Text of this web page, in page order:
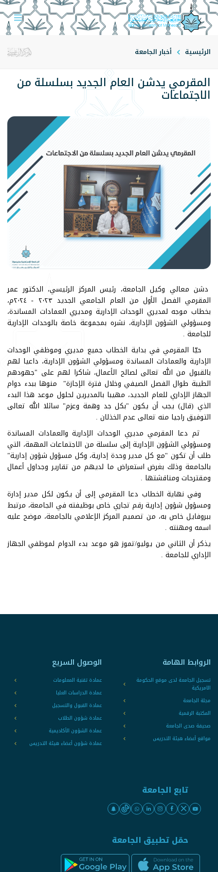
الرئيسية أخبار الجامعة
المقرمي يدشن العام الجديد بسلسلة من
الاجتماعات
دشن معالي وكيل الجامعة، رئيس المركز الرئيسي، الدكتور عمر
المقرمي الفصل الأول من العام الجامعي الجديد ٢٠٢٣ - ٢٠٢٤م،
بخطاب موجه لمديري الوحدات الإدارية ومديري العمادات المساندة،
ومسؤولي الشؤون الإدارية، نشره بمجموعة خاصة بالوحدات الإدارية
للجامعة .
حيّا المقرمي في بداية الخطاب جميع مديري وموظفي الوحدات
الإدارية والعمادات المساندة ومسؤولي الشؤون الإدارية، داعيا لهم
بالقبول من الله تعالى لصالح الأعمال، شاكرا لهم على "جهودهم
الطيبة طوال الفصل الصيفي وخلال فترة الإجازة" منوها ببدء دوام
الجهاز الإداري للعام الجديد، مهيبا بالمديرين لحلول موعد هذا البدء
الذي (قال) يجب أن يكون "بكل جد وهمة وعزم" سائلا الله تعالى
التوفيق راجيا منه تعالى عدم الخذلان .
ثم دعا المقرمي مديري الوحدات الإدارية والعمادات المساندة
ومسؤولي الشؤون الإدارية إلى سلسلة من الاجتماعات المهمة، التي
طلب أن تكون "مع كل مدير وحدة إدارية، وكل مسؤول شؤون إدارية"
بالجامعة وذلك بغرض استعراض ما لديهم من تقارير وجداول أعمال
ومقترحات ومناقشتها .
وفي نهاية الخطاب دعا المقرمي إلى أن يكون لكل مدير إدارة
ومسؤول شؤون إدارية رقم تجاري خاص بوظيفته في الجامعة، مرتبط
ببروفايل خاص به، من تصميم المركز الإعلامي بالجامعة، موضح عليه
اسمه ومهنته .
يذكر أن الثاني من يوليو/تموز هو موعد بدء الدوام لموظفي الجهاز
الإداري للجامعة .
الروابط الهامة
تسجيل الجامعة لدى موقع الحكومة
الامريكية
مجلة الجامعة
المكتبة الرقمية
صحيفة صدى الجامعة
مواقع أعضاء هيئة التدريس
الوصول السريع
عمادة تقنية المعلومات
عمادة الدراسات العليا
عمادة القبول والتسجيل
عمادة شؤون الطلاب
عمادة الشؤون الأكاديمية
عمادة شؤون أعضاء هيئة التدريس
تابع الجامعة
حمّل تطبيق الجامعة